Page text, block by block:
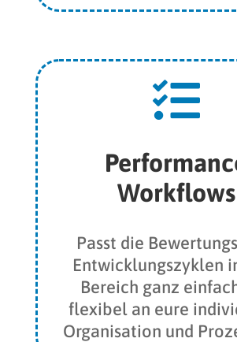

Workflows
Passt die
Entwicklungszyklen
Bereich ganz
flexibel an eure
Organisation und